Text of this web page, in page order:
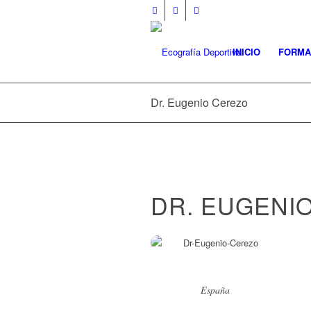
INICIO
Dr. Eugenio Cerezo
DR.
España